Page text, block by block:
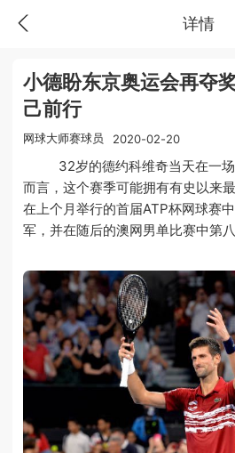
详情
小德盼东京奥运会再夺
己前行
网球大师赛球员 2020-02-20
32岁的德约科维奇当天在一场
而言，这个赛季可能拥有有史以来
在上个月举行的首届ATP杯网球赛
军，并在随后的澳网男单比赛中第